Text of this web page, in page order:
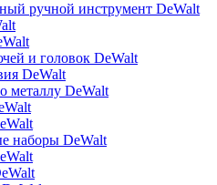
ручной инструмент DeWalt
и головок DeWalt
DeWalt
DeWalt
наборы DeWalt